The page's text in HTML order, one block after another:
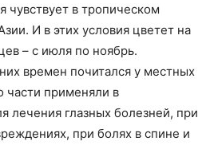
чувствует в тропическом
И в этих условия цветет на
– с июля по ноябрь.
времен почитался у местных
части применяли в
лечения глазных болезней, при
при болях в спине и